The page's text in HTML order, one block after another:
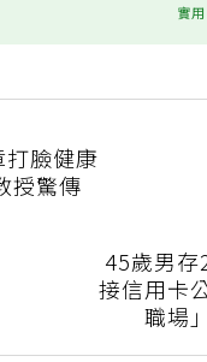
實用
臉健康
授驚傳
45歲男存
接信用卡
職場